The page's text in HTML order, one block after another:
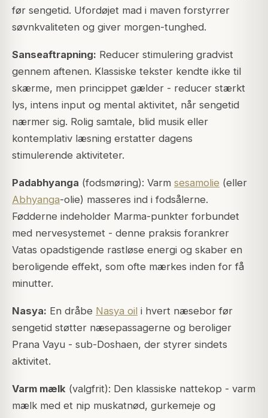
før sengetid. Ufordøjet mad i maven forstyrrer
søvnkvaliteten og giver morgen-tunghed.
Sanseaftrapning: Reducer stimulering gradvist
gennem aftenen. Klassiske tekster kendte ikke til
skærme, men princippet gælder - reducer stærkt
lys, intens input og mental aktivitet, når sengetid
nærmer sig. Rolig samtale, blid musik eller
kontemplativ læsning erstatter dagens
stimulerende aktiviteter.
Padabhyanga (fodsmøring): Varm sesamolie (eller
Abhyanga-olie) masseres ind i fodsålerne.
Fødderne indeholder Marma-punkter forbundet
med nervesystemet - denne praksis forankrer
Vatas opadstigende rastløse energi og skaber en
beroligende effekt, som ofte mærkes inden for få
minutter.
Nasya: En dråbe Nasya oil i hvert næsebor før
sengetid støtter næsepassagerne og beroliger
Prana Vayu - sub-Doshaen, der styrer sindets
aktivitet.
Varm mælk (valgfrit): Den klassiske nattekop - varm
mælk med et nip muskatnød, gurkemeje og